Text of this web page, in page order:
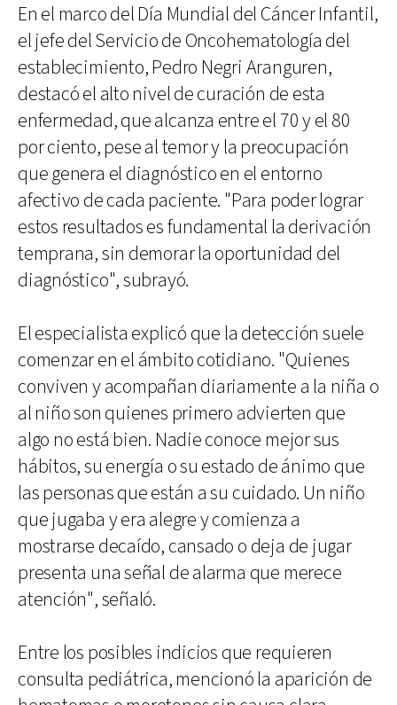
En el marco del Día Mundial del Cáncer Infantil,
el jefe del Servicio de Oncohematología del
establecimiento, Pedro Negri Aranguren,
destacó el alto nivel de curación de esta
enfermedad, que alcanza entre el 70 y el 80
por ciento, pese al temor y la preocupación
que genera el diagnóstico en el entorno
afectivo de cada paciente. "Para poder lograr
estos resultados es fundamental la derivación
temprana, sin demorar la oportunidad del
diagnóstico", subrayó.
El especialista explicó que la detección suele
comenzar en el ámbito cotidiano. "Quienes
conviven y acompañan diariamente a la niña o
al niño son quienes primero advierten que
algo no está bien. Nadie conoce mejor sus
hábitos, su energía o su estado de ánimo que
las personas que están a su cuidado. Un niño
que jugaba y era alegre y comienza a
mostrarse decaído, cansado o deja de jugar
presenta una señal de alarma que merece
atención", señaló.
Entre los posibles indicios que requieren
consulta pediátrica, mencionó la aparición de